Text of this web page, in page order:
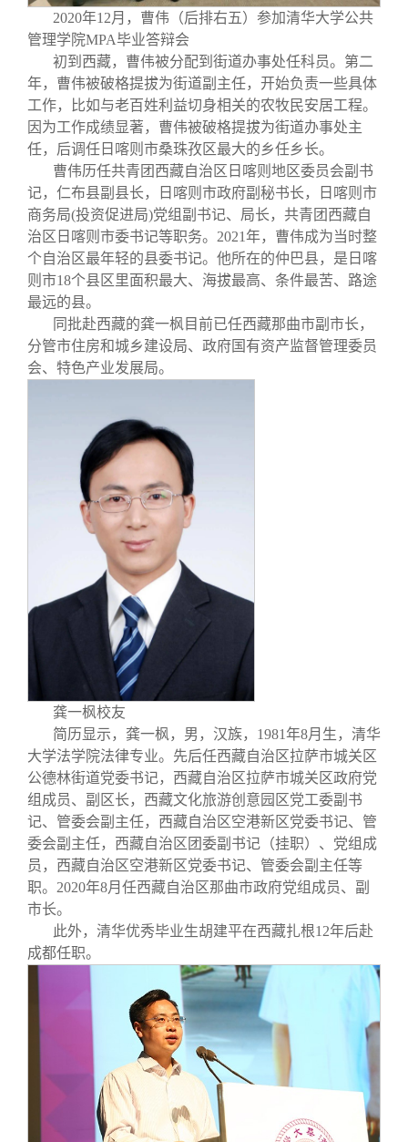
2020年12月，曹伟（后排右五）参加清华大学公共
管理学院MPA毕业答辩会
初到西藏，曹伟被分配到街道办事处任科员。第二
年，曹伟被破格提拔为街道副主任，开始负责一些具体
工作，比如与老百姓利益切身相关的农牧民安居工程。
因为工作成绩显著，曹伟被破格提拔为街道办事处主
任，后调任日喀则市桑珠孜区最大的乡任乡长。
曹伟历任共青团西藏自治区日喀则地区委员会副书
记，仁布县副县长，日喀则市政府副秘书长，日喀则市
商务局(投资促进局)党组副书记、局长，共青团西藏自
治区日喀则市委书记等职务。2021年，曹伟成为当时整
个自治区最年轻的县委书记。他所在的仲巴县，是日喀
则市18个县区里面积最大、海拔最高、条件最苦、路途
最远的县。
同批赴西藏的龚一枫目前已任西藏那曲市副市长，
分管市住房和城乡建设局、政府国有资产监督管理委员
会、特色产业发展局。
龚一枫校友
简历显示，龚一枫，男，汉族，1981年8月生，清华
大学法学院法律专业。先后任西藏自治区拉萨市城关区
公德林街道党委书记，西藏自治区拉萨市城关区政府党
组成员、副区长，西藏文化旅游创意园区党工委副书
记、管委会副主任，西藏自治区空港新区党委书记、管
委会副主任，西藏自治区团委副书记（挂职）、党组成
员，西藏自治区空港新区党委书记、管委会副主任等
职。2020年8月任西藏自治区那曲市政府党组成员、副
市长。
此外，清华优秀毕业生胡建平在西藏扎根12年后赴
成都任职。